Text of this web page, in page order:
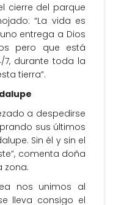
cierre del parque
“La vida es
entrega a Dios
pero que está
7, durante toda la
tierra”.
a despedirse
sus últimos
Sin él y sin el
comenta doña
zona.
nos unimos al
lleva consigo el